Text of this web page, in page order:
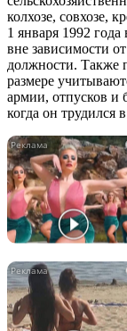
колхозе, совхозе,
1 января 1992 года
вне зависимости
должности. Также
размере
армии, отпусков и
когда он трудился